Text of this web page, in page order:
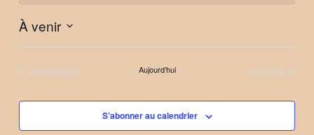
À venir
Sélectionnez
date.Évènements
précédents Aujourd’hui Évènements
suivants
S’abonner au calendrier